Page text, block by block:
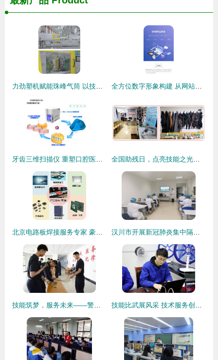
力劲塑机赋能珠峰气筒 以技术服务驱动高效率与数字化转型 全方位数字形象构建 从网站到小程序的专业技术服务
牙齿三维扫描仪 重塑口腔医疗与技术服务新体验 全国助残日，点亮技能之光——“诚铭匠”免费技能培训暖心开启，邀您共筑梦想！
北京电路板焊接服务专家 豪格北方电子技术服务详解 汉川市开展新冠肺炎集中隔离康复培训，技术服务精准赋能
技能筑梦，服务未来——警察大学首届学生劳动技能竞赛技术服务制作项目圆满落幕 技能比武展风采 技术服务创未来——浙江中新电力青工技术比武纪实